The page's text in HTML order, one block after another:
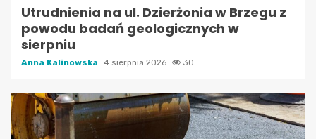
Utrudnienia na ul. Dzierżonia w Brzegu z
powodu badań geologicznych w
sierpniu
Anna Kalinowska 4 sierpnia 2026 30